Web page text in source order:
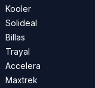
Kooler
Solideal
Billas
Trayal
Accelera
Maxtrek